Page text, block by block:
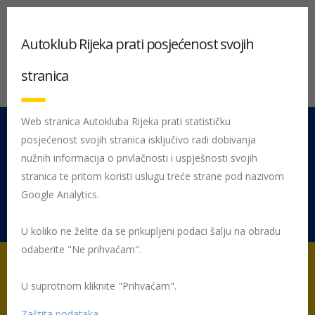
051 212 442 Centrala
Pon - Pet 08:00 - 16:00
Rujevica 9/1, 51000 Rijeka
Početna Posljednje objavljene novosti
Autoklub Rijeka prati posjećenost svojih
stranica
Web stranica Autokluba Rijeka prati statističku
posjećenost svojih stranica isključivo radi dobivanja
nužnih informacija o privlačnosti i uspješnosti svojih
stranica te pritom koristi uslugu treće strane pod nazivom
Google Analytics.
U koliko ne želite da se prikupljeni podaci šalju na obradu
odaberite "Ne prihvaćam".
U suprotnom kliknite "Prihvaćam".